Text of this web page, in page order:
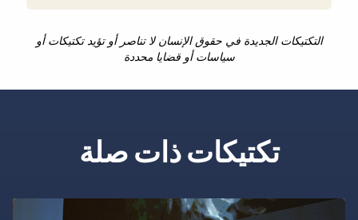
التكتيكات الجديدة في حقوق الإنسان لا تناصر أو تؤيد تكتيكات أو
سياسات أو قضايا محددة
تكتيكات ذات صلة